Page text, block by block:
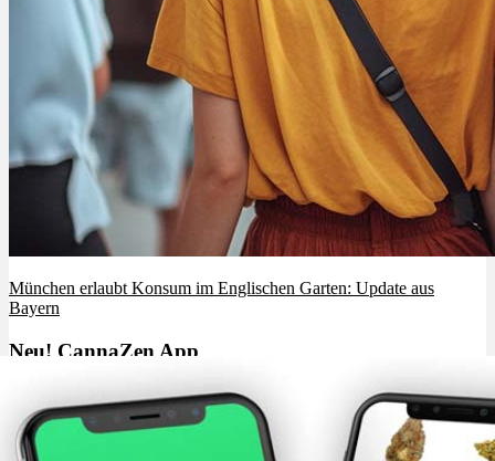
München erlaubt Konsum im Englischen Garten: Update aus
Bayern
Neu! CannaZen App